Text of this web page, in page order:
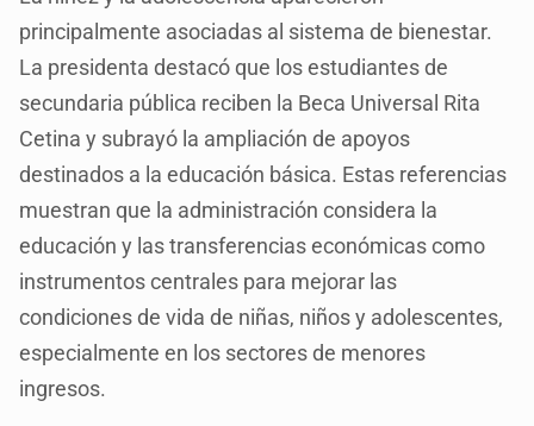
principalmente asociadas al sistema de bienestar.
La presidenta destacó que los estudiantes de
secundaria pública reciben la Beca Universal Rita
Cetina y subrayó la ampliación de apoyos
destinados a la educación básica. Estas referencias
muestran que la administración considera la
educación y las transferencias económicas como
instrumentos centrales para mejorar las
condiciones de vida de niñas, niños y adolescentes,
especialmente en los sectores de menores
ingresos.